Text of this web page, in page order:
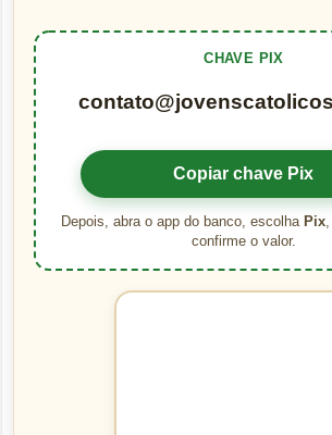
CHAVE PIX
Copiar chave Pix
Depois, abra o app do banco, escolha Pix,
confirme o valor.